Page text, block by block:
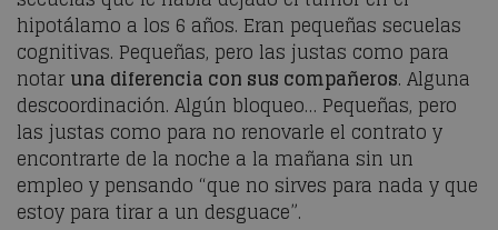
hipotálamo a los 6 años. Eran pequeñas secuelas
cognitivas. Pequeñas, pero las justas como para
notaruna diferencia con sus compañeros. Alguna
descoordinación. Algún bloqueo… Pequeñas, pero
las justas como para no renovarle el contrato y
encontrarte de la noche a la mañana sin un
empleo y pensando “que no sirves para nada y que
estoy para tirar a un desguace”.